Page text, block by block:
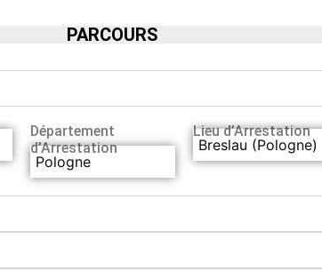
PARCOURS
Département
d’Arrestation
Pologne
Lieu d’Arrestation
Breslau (Pologne)